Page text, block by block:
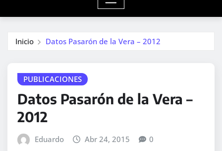
Inicio Datos Pasarón de la Vera – 2012
PUBLICACIONES
Datos Pasarón de la Vera –
2012
Eduardo Abr 24, 2015 0